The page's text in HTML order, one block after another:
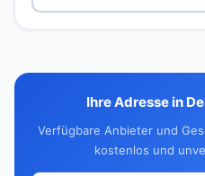
Ihre Adresse in
Verfügbare Anbieter und
kostenlos und